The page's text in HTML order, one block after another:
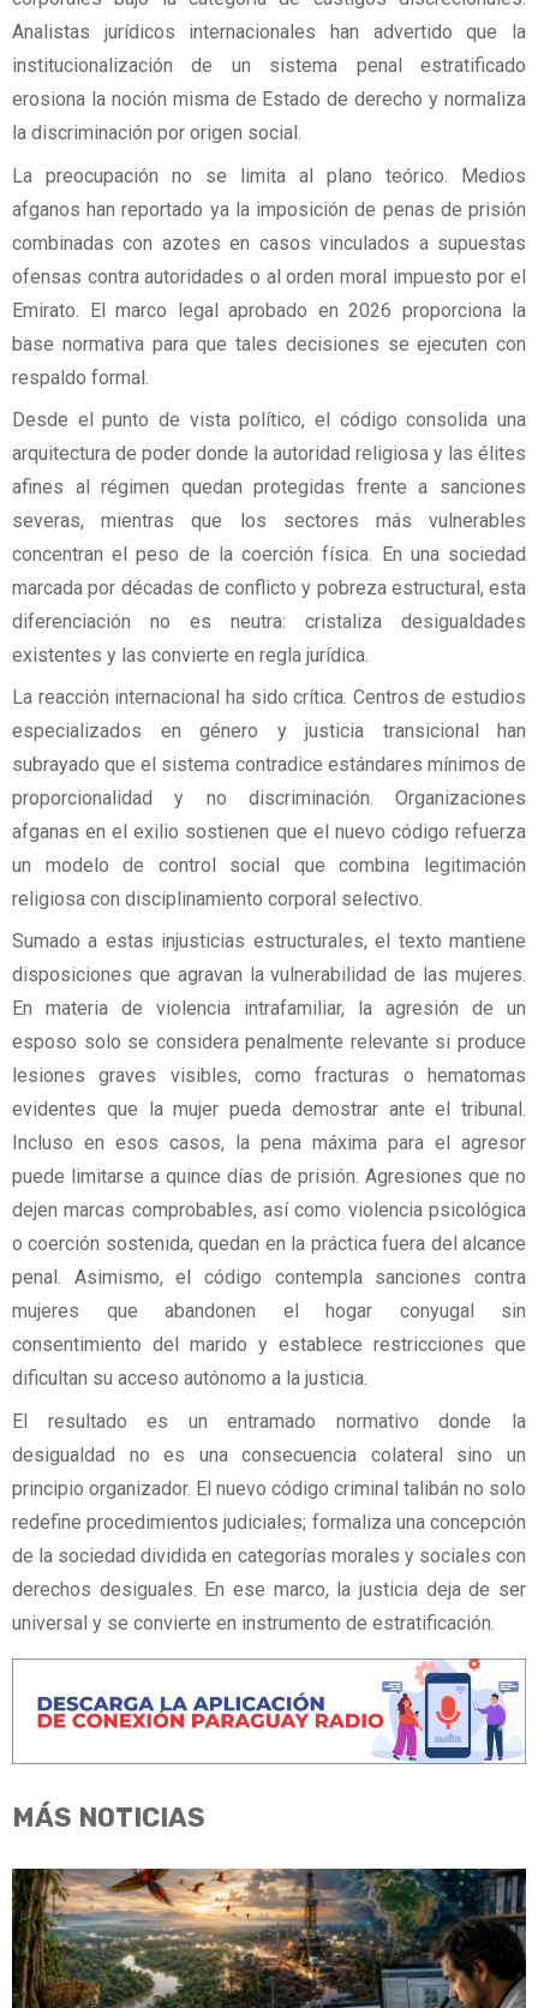
Analistas jurídicos internacionales han advertido que la
institucionalización de un sistema penal estratificado
erosiona la noción misma de Estado de derecho y normaliza
la discriminación por origen social.
La preocupación no se limita al plano teórico. Medios
afganos han reportado ya la imposición de penas de prisión
combinadas con azotes en casos vinculados a supuestas
ofensas contra autoridades o al orden moral impuesto por el
Emirato. El marco legal aprobado en 2026 proporciona la
base normativa para que tales decisiones se ejecuten con
respaldo formal.
Desde el punto de vista político, el código consolida una
arquitectura de poder donde la autoridad religiosa y las élites
afines al régimen quedan protegidas frente a sanciones
severas, mientras que los sectores más vulnerables
concentran el peso de la coerción física. En una sociedad
marcada por décadas de conflicto y pobreza estructural, esta
diferenciación no es neutra: cristaliza desigualdades
existentes y las convierte en regla jurídica.
La reacción internacional ha sido crítica. Centros de estudios
especializados en género y justicia transicional han
subrayado que el sistema contradice estándares mínimos de
proporcionalidad y no discriminación. Organizaciones
afganas en el exilio sostienen que el nuevo código refuerza
un modelo de control social que combina legitimación
religiosa con disciplinamiento corporal selectivo.
Sumado a estas injusticias estructurales, el texto mantiene
disposiciones que agravan la vulnerabilidad de las mujeres.
En materia de violencia intrafamiliar, la agresión de un
esposo solo se considera penalmente relevante si produce
lesiones graves visibles, como fracturas o hematomas
evidentes que la mujer pueda demostrar ante el tribunal.
Incluso en esos casos, la pena máxima para el agresor
puede limitarse a quince días de prisión. Agresiones que no
dejen marcas comprobables, así como violencia psicológica
o coerción sostenida, quedan en la práctica fuera del alcance
penal. Asimismo, el código contempla sanciones contra
mujeres que abandonen el hogar conyugal sin
consentimiento del marido y establece restricciones que
dificultan su acceso autónomo a la justicia.
El resultado es un entramado normativo donde la
desigualdad no es una consecuencia colateral sino un
principio organizador. El nuevo código criminal talibán no solo
redefine procedimientos judiciales; formaliza una concepción
de la sociedad dividida en categorías morales y sociales con
derechos desiguales. En ese marco, la justicia deja de ser
universal y se convierte en instrumento de estratificación.
MÁS NOTICIAS